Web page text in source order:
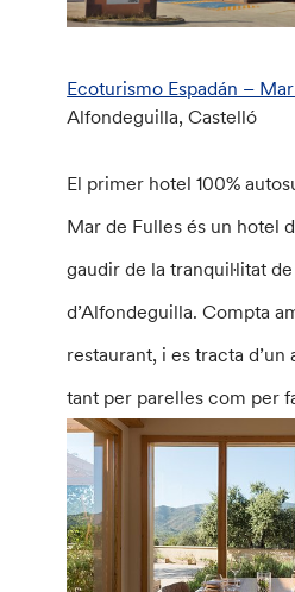
Ecoturismo Espadán –
Alfondeguilla, Castelló
El primer hotel 100%
Mar de Fulles és un hotel
gaudir de la tranquil·litat
d’Alfondeguilla. Compta
restaurant, i es tracta
tant per parelles com per